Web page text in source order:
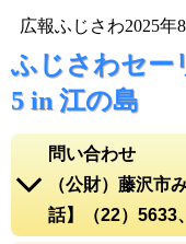
広報ふじさわ2025年
ふじさわセー
5 in 江の島
問い合わせ
（公財）藤沢市
話】（22）5633